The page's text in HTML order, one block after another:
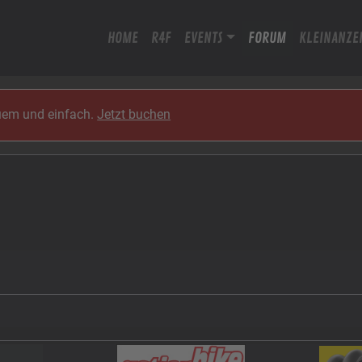
HOME R4F EVENTS FORUM
und einfach.Jetzt buchen